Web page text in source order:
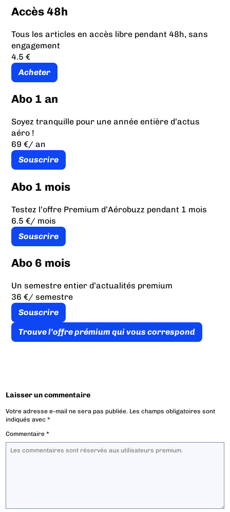
Accès 48h
Tous les articles en accès libre pendant 48h, sans
engagement
4.5 €
Acheter
Abo 1 an
Soyez tranquille pour une année entière d’actus
aéro !
69 €/ an
Souscrire
Abo 1 mois
Testez l’offre Premium d’Aérobuzz pendant 1 mois
6.5 €/ mois
Souscrire
Abo 6 mois
Un semestre entier d’actualités premium
36 €/ semestre
Souscrire
Trouve l’offre prémium qui vous correspond
Laisser un commentaire
Votre adresse e-mail ne sera pas publiée. Les champs obligatoires sont
indiqués avec*
Commentaire*